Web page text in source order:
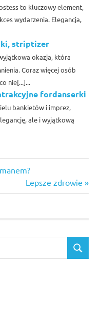
to kluczowy element,
wydarzenia. Elegancja,
striptizer
okazja, która
Coraz więcej osób
nie[...]...
fordanserki
bankietów i imprez,
ale i wyjątkową
Next
Post:
Lepsze zdrowie
SEARCH